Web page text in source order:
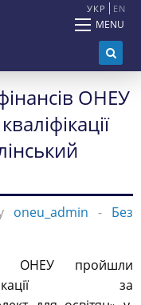
УКР EN
MENU
ОНЕУ
oneu_admin - Без
ОНЕУ пройшли
за